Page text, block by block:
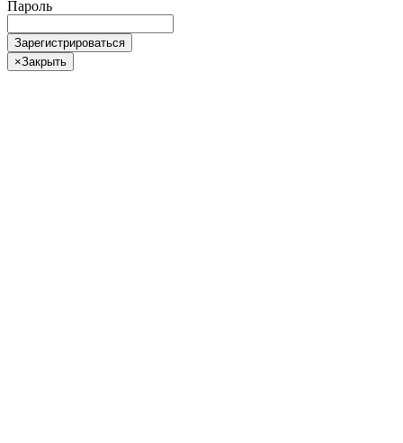
Пароль
Зарегистрироваться
×Закрыть